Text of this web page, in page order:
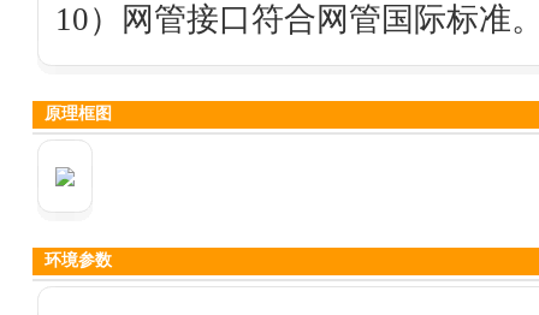
10）网管接口符合网管国际标准
原理框图
环境参数